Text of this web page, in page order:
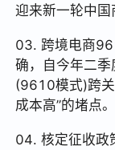
迎来新一轮中国
03. 跨境电商
确，自今年二
(9610模式)跨关
成本高”的堵点。
04. 核定征收政